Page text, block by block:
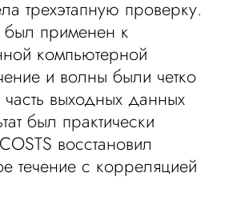
трехэтапную проверку.
применен к
компьютерной
и волны были четко
выходных данных
был практически
восстановил
течение с корреляцией